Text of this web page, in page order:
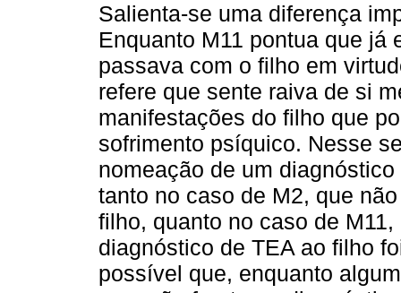
Salienta-se uma diferença
Enquanto M11 pontua que já
passava com o filho em
refere que sente raiva de si
manifestações do filho que
sofrimento psíquico. Nesse
nomeação de um
tanto no caso de M2, que
filho, quanto no caso de
diagnóstico de TEA ao filho
possível que, enquanto